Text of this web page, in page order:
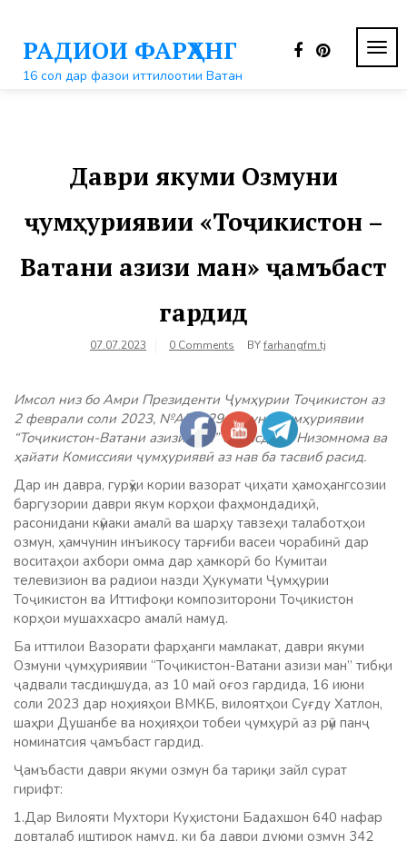
контентуРАДИОИ ФАРҲАНГ
16 сол дар фазои иттилоотии Ватан
Даври якуми Озмуни
ҷумҳуриявии «Тоҷикистон –
Ватани азизи ман» ҷамъбаст
гардид
07.07.2023 0 Comments BYfarhangfm.tj
Имсол низ бо Амри Президенти Ҷумҳурии Тоҷикистон аз
2 феврали соли 2023, №АП-329 озмуни ҷумҳуриявии
“Тоҷикистон-Ватани азизи ман” бо тасдиқи Низомнома ва
ҳайати Комиссияи ҷумҳуриявӣ аз нав ба тасвиб расид.
Дар ин давра, гурӯҳи кории вазорат ҷиҳати ҳамоҳангсозии
баргузории даври якум корҳои фаҳмондадиҳӣ,
расонидани кӯмаки амалӣ ва шарҳу тавзеҳи талаботҳои
озмун, ҳамчунин инъикосу тарғиби васеи чорабинӣ дар
воситаҳои ахбори омма дар ҳамкорӣ бо Кумитаи
телевизион ва радиои назди Ҳукумати Ҷумҳурии
Тоҷикистон ва Иттифоқи композиторони Тоҷикистон
корҳои мушаххасро амалӣ намуд.
Ба иттилои Вазорати фарҳанги мамлакат, даври якуми
Озмуни ҷумҳуриявии “Тоҷикистон-Ватани азизи ман” тибқи
ҷадвали тасдиқшуда, аз 10 май оғоз гардида, 16 июни
соли 2023 дар ноҳияҳои ВМКБ, вилоятҳои Суғду Хатлон,
шаҳри Душанбе ва ноҳияҳои тобеи ҷумҳурӣ аз рӯи панҷ
номинатсия ҷамъбаст гардид.
Ҷамъбасти даври якуми озмун ба тариқи зайл сурат
гирифт:
1.Дар Вилояти Мухтори Куҳистони Бадахшон 640 нафар
довталаб иштирок намуд, ки ба даври дуюми озмун 342